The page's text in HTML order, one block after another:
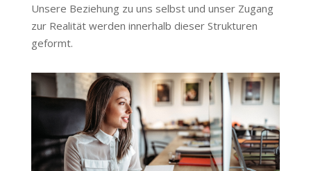
Unsere Beziehung zu uns selbst und unser Zugang
zur Realität werden innerhalb dieser Strukturen
geformt.